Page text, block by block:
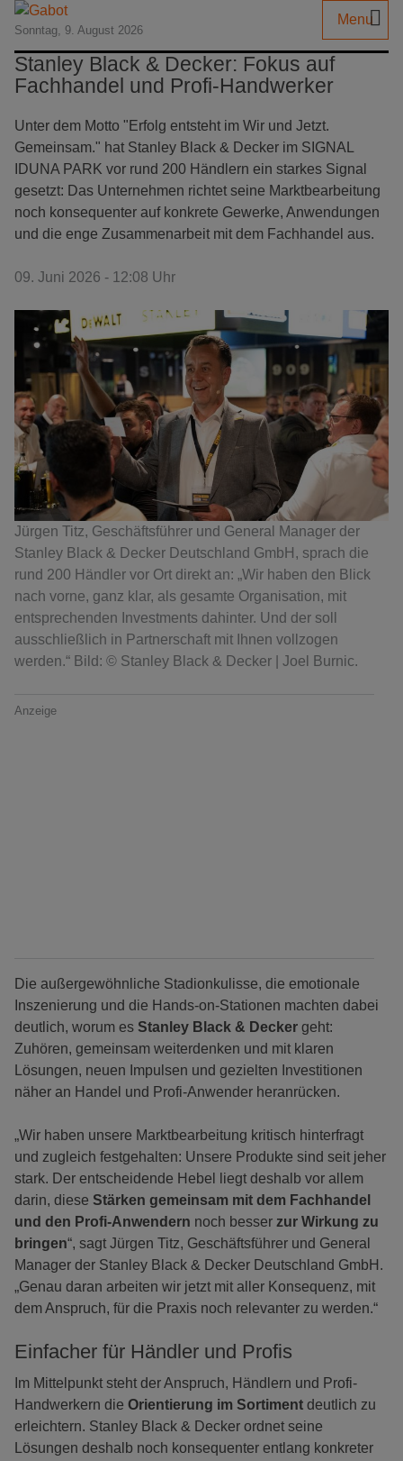
Sonntag, 9. August 2026
Menu
Stanley Black & Decker: Fokus auf
Fachhandel und Profi-Handwerker
Unter dem Motto "Erfolg entsteht im Wir und Jetzt.
Gemeinsam." hat Stanley Black & Decker im SIGNAL
IDUNA PARK vor rund 200 Händlern ein starkes Signal
gesetzt: Das Unternehmen richtet seine Marktbearbeitung
noch konsequenter auf konkrete Gewerke, Anwendungen
und die enge Zusammenarbeit mit dem Fachhandel aus.
09. Juni 2026 - 12:08 Uhr
Jürgen Titz, Geschäftsführer und General Manager der
Stanley Black & Decker Deutschland GmbH, sprach die
rund 200 Händler vor Ort direkt an: „Wir haben den Blick
nach vorne, ganz klar, als gesamte Organisation, mit
entsprechenden Investments dahinter. Und der soll
ausschließlich in Partnerschaft mit Ihnen vollzogen
werden.“ Bild: © Stanley Black & Decker | Joel Burnic.
Anzeige
Die außergewöhnliche Stadionkulisse, die emotionale
Inszenierung und die Hands-on-Stationen machten dabei
deutlich, worum es Stanley Black & Decker geht:
Zuhören, gemeinsam weiterdenken und mit klaren
Lösungen, neuen Impulsen und gezielten Investitionen
näher an Handel und Profi-Anwender heranrücken.
„Wir haben unsere Marktbearbeitung kritisch hinterfragt
und zugleich festgehalten: Unsere Produkte sind seit jeher
stark. Der entscheidende Hebel liegt deshalb vor allem
darin, diese Stärken gemeinsam mit dem Fachhandel
und den Profi-Anwendern noch besser zur Wirkung zu
bringen“, sagt Jürgen Titz, Geschäftsführer und General
Manager der Stanley Black & Decker Deutschland GmbH.
„Genau daran arbeiten wir jetzt mit aller Konsequenz, mit
dem Anspruch, für die Praxis noch relevanter zu werden.“
Einfacher für Händler und Profis
Im Mittelpunkt steht der Anspruch, Händlern und Profi-
Handwerkern die Orientierung im Sortiment deutlich zu
erleichtern. Stanley Black & Decker ordnet seine
Lösungen deshalb noch konsequenter entlang konkreter